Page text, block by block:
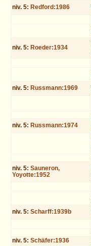
niv. 5: Redford:1986
niv. 5: Roeder:1934
niv. 5: Russmann:1969
niv. 5: Russmann:1974
niv. 5:Sauneron,
Yoyotte:1952
niv. 5:Scharff:1939b
niv. 5:Schäfer:1936